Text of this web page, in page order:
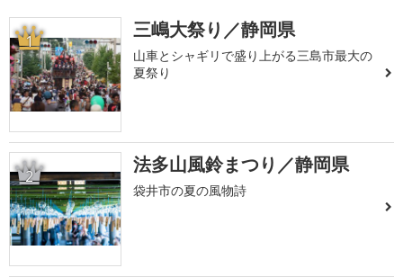
1 三嶋大祭り／静岡県
山車とシャギリで盛り上がる三島市最大の
夏祭り
2 法多山風鈴まつり／静岡県
袋井市の夏の風物詩